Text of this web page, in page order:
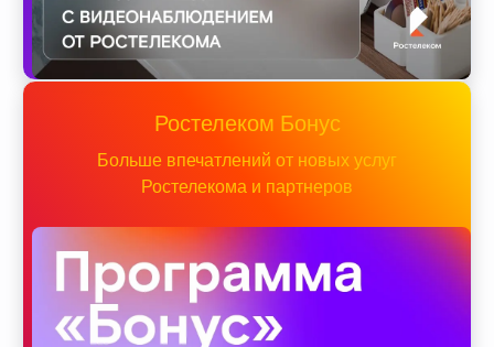
Ростелеком Бонус
Больше впечатлений от новых услуг
Ростелекома и партнеров